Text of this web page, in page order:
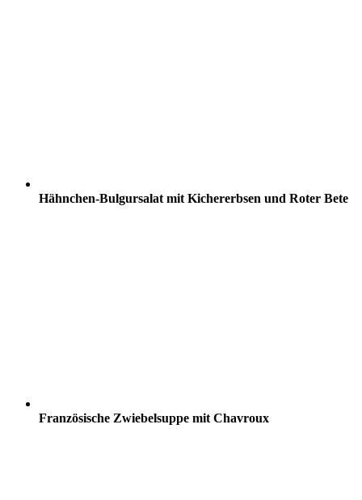
Hähnchen-Bulgursalat mit Kichererbsen und Roter Bete
Französische Zwiebelsuppe mit Chavroux